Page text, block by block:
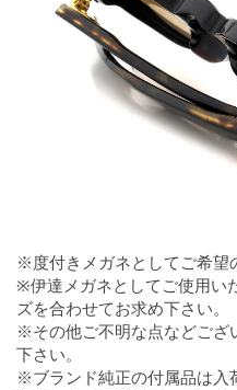
※度付きメガネとしてご希望
※伊達メガネとしてご使用い
ズを合わせてお求め下さい。
※その他ご不明な点などござ
下さい。
※ブランド純正の付属品は入